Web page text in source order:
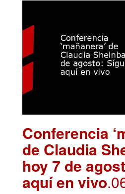
Conferencia
de Claudia
hoy 7 de
aquí en vivo